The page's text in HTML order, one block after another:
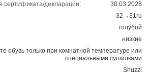
сертификата/декларации:
30.03.2028
32→31ru
голубой
низкие
обувь только при комнатной температуре или
специальными сушилками
Shuzzi